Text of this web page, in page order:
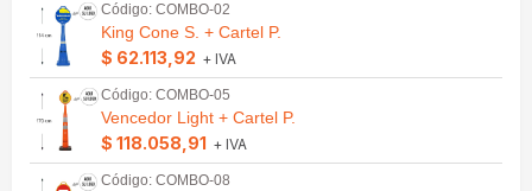
Código: COMBO-02
King Cone S. + Cartel P.
$ 62.113,92 + IVA
Código: COMBO-05
Vencedor Light + Cartel P.
$ 118.058,91 + IVA
Código: COMBO-08